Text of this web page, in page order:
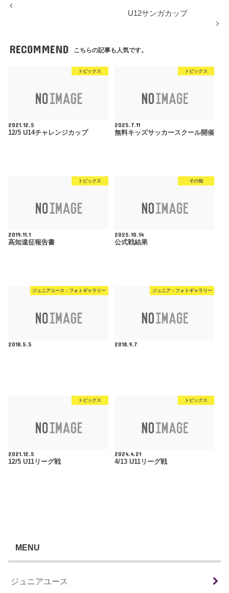
U12サンガカップ
RECOMMEND こちらの記事も人気です。
トピックス
2021.12.5
12/5 U14チャレンジカップ
トピックス
2025.7.11
無料キッズサッカースクール開催
トピックス
2019.11.1
高知遠征報告書
その他
2025.10.14
公式戦結果
ジュニアユース：フォトギャラリー
2018.5.5
ジュニア：フォトギャラリー
2018.9.7
トピックス
2021.12.5
12/5 U11リーグ戦
トピックス
2024.4.21
4/13 U11リーグ戦
MENU
ジュニアユース